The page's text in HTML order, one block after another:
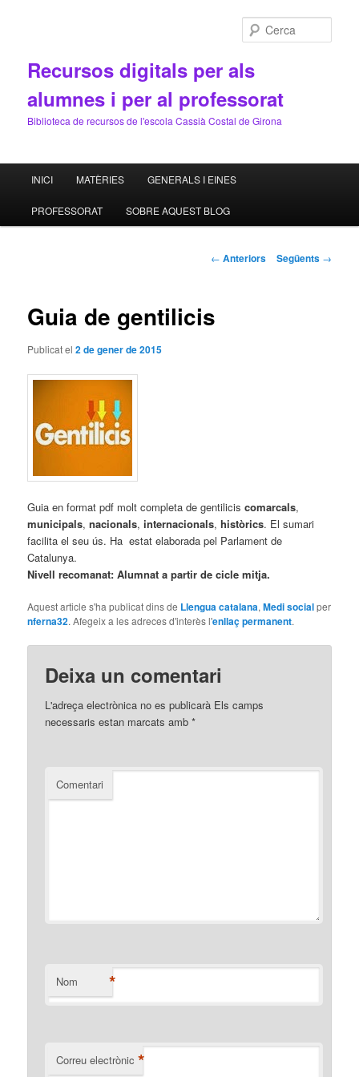
Recursos digitals per als
alumnes i per al professorat
Biblioteca de recursos de l'escola Cassià Costal de Girona
principal
Aneu
al
INICI MATÈRIES GENERALS I EINES
PROFESSORAT SOBRE AQUEST BLOG
Navegació
← Anteriors Següents →
Guia de gentilicis
Publicat el2 de gener de 2015
Guia en format pdf molt completa de gentiliciscomarcals,
municipals,nacionals,internacionals,històrics. El sumari
facilita el seu ús. Ha estat elaborada pel Parlament de
Catalunya.
Nivell recomanat: Alumnat a partir de cicle mitja.
Aquest article s'ha publicat dins de Llengua catalana,Medi socialper
nferna32. Afegeix a les adreces d'interès l'enllaç permanent.
Deixa un comentari
L'adreça electrònica no es publicarà Els camps
necessaris estan marcats amb*
Comentari
Nom *
Correu electrònic *